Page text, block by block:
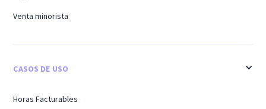
Venta minorista
CASOS DE USO
Horas Facturables